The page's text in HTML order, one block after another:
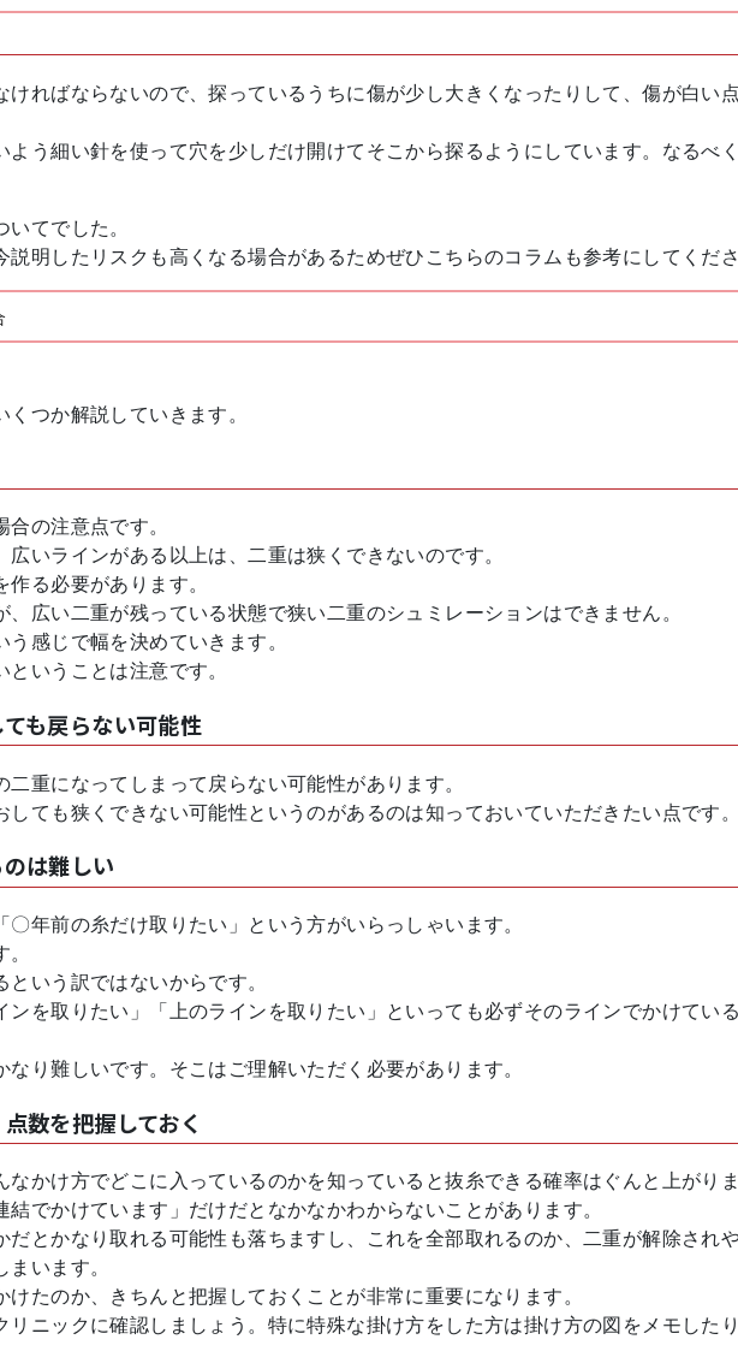
ればならないので、探っているうちに傷が少し大きくなったりして、傷が白い
う細い針を使って穴を少しだけ開けてそこから探るようにしています。なるべ
てでした。
明したリスクも高くなる場合があるためぜひこちらのコラムも参考にしてくださ
つか解説していきます。
の注意点です。
いラインがある以上は、二重は狭くできないのです。
る必要があります。
広い二重が残っている状態で狭い二重のシュミレーションはできません。
感じで幅を決めていきます。
いうことは注意です。
も戻らない可能性
重になってしまって戻らない可能性があります。
ても狭くできない可能性というのがあるのは知っておいていただきたい点です。
は難しい
年前の糸だけ取りたい」という方がいらっしゃいます。
いう訳ではないからです。
ンを取りたい」「上のラインを取りたい」といっても必ずそのラインでかけてい
り難しいです。そこはご理解いただく必要があります。
数を把握しておく
かけ方でどこに入っているのかを知っていると抜糸できる確率はぐんと上がりま
でかけています」だけだとなかなかわからないことがあります。
とかなり取れる可能性も落ちますし、これを全部取れるのか、二重が解除され
います。
たのか、きちんと把握しておくことが非常に重要になります。
ニックに確認しましょう。特に特殊な掛け方をした方は掛け方の図をメモした